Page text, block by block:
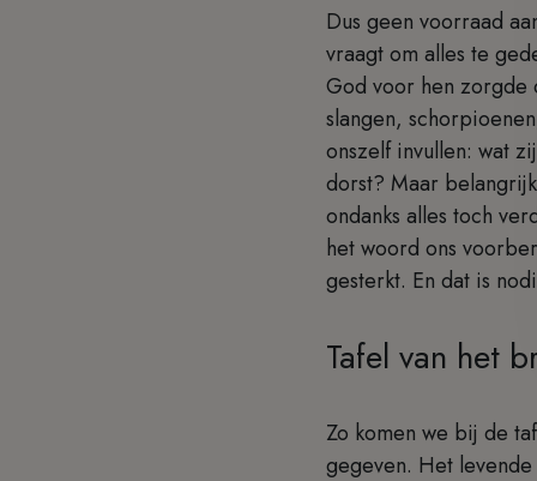
Dus geen voorraad
vraagt om alles te
God voor hen zorgde
slangen,
onszelf invullen: wat
dorst? Maar
ondanks alles toch
het woord ons
gesterkt. En dat is
Tafel van het
Zo komen we bij de
gegeven. Het